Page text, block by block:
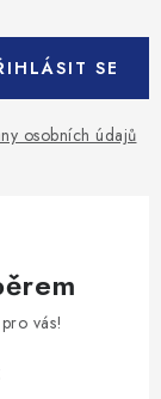
osobních údajů
SE
vás!